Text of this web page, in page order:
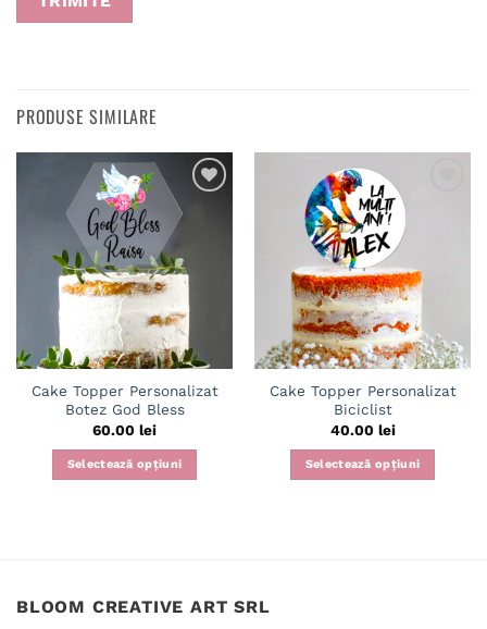
PRODUSE SIMILARE
Adaugă
Cake Topper Personalizat
Botez God Bless
60.00 lei
Selectează opțiuni
Cake Topper Personalizat
Biciclist
40.00 lei
Selectează opțiuni
BLOOM CREATIVE ART SRL